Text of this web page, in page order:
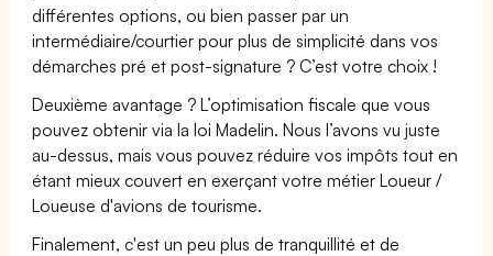
différentes options, ou bien passer par un
intermédiaire/courtier pour plus de simplicité dans vos
démarches pré et post-signature ? C’est votre choix !
Deuxième avantage ? L’optimisation fiscale que vous
pouvez obtenir via la loi Madelin. Nous l’avons vu juste
au-dessus, mais vous pouvez réduire vos impôts tout en
étant mieux couvert en exerçant votre métier Loueur /
Loueuse d'avions de tourisme.
Finalement, c'est un peu plus de tranquillité et de